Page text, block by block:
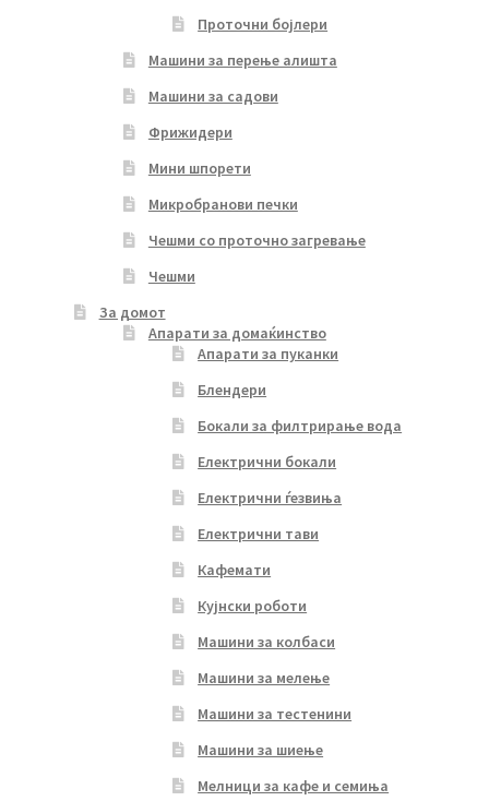
Проточни бојлери
Машини за перење алишта
Машини за садови
Фрижидери
Мини шпорети
Микробранови печки
Чешми со проточно загревање
Чешми
За домот
Апарати за домаќинство
Апарати за пуканки
Блендери
Бокали за филтрирање вода
Електрични бокали
Електрични ѓезвиња
Електрични тави
Кафемати
Кујнски роботи
Машини за колбаси
Машини за мелење
Машини за тестенини
Машини за шиење
Мелници за кафе и семиња